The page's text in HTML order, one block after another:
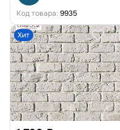
Код товара: 9935
Хит